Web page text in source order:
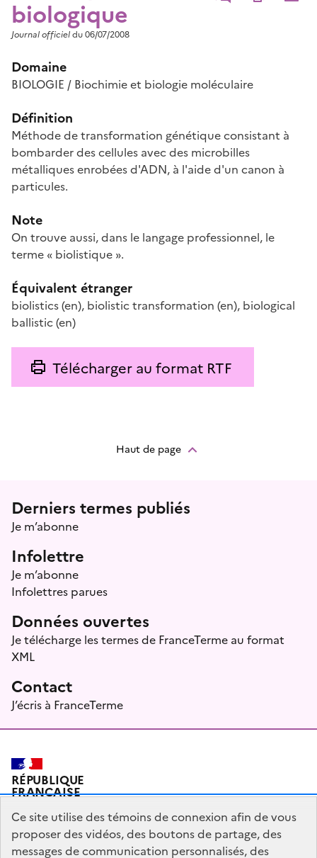
biologique
CommenterImprimer
Journal officieldu 06/07/2008
Domaine
BIOLOGIE / Biochimie et biologie moléculaire
Définition
Méthode de transformation génétique consistant à
bombarder des cellules avec des microbilles
métalliques enrobées d'ADN, à l'aide d'un canon à
particules.
Note
On trouve aussi, dans le langage professionnel, le
terme « biolistique ».
Équivalent étranger
biolistics(en), biolistic transformation (en), biological
ballistic(en)
Télécharger au format RTF
Haut de page
Menu prefooter
Derniers termes publiés
Je m’abonne
Infolettre
Je m’abonne
Infolettres parues
Données ouvertes
Je télécharge les termes de FranceTerme au format
XML
Contact
J’écris à FranceTerme
RÉPUBLIQUE
FRANÇAISE
Plan du site Mentions légales Qui sommes-nous ?
Ce site utilise des témoins de connexion afin de vous
proposer des vidéos, des boutons de partage, des
messages de communication personnalisés, des